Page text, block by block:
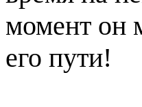
момент он
его пути!